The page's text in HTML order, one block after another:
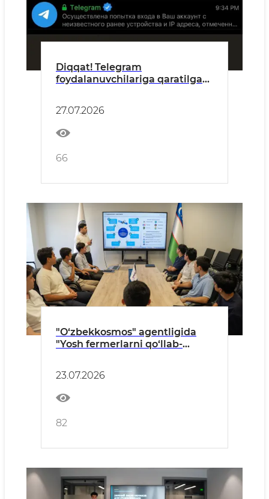
Diqqat! Telegram
foydalanuvchilariga qaratilgan
27.07.2026
66
"O‘zbekkosmos" agentligida
"Yosh fermerlarni qo‘llab-
23.07.2026
82